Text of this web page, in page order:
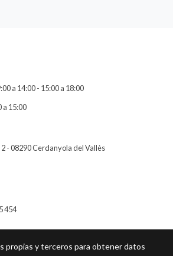
a 14:00 - 15:00 a 18:00
2 - 08290 Cerdanyola del Vallès
454
propias y terceros para obtener datos